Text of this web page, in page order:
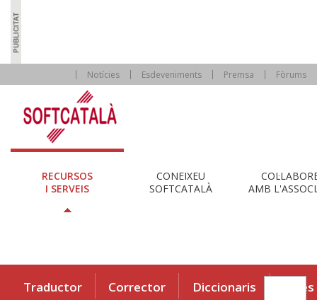
Notícies Esdeveniments Premsa Fòrums
RECURSOS
I SERVEIS
CONEIXEU
SOFTCATALÀ
AMB
Traductor Corrector Diccionaris Eines